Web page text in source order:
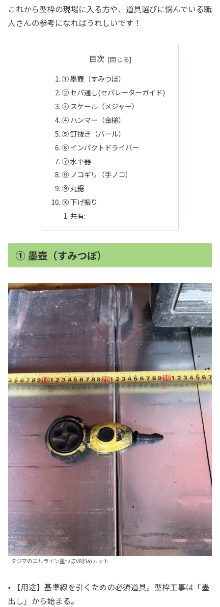
これから型枠の現場に入る方や、道具選びに悩んでいる職
人さんの参考になればうれしいです！
目次
① 墨壺（すみつぼ）
② セパ通し(セパレーターガイド)
③ スケール（メジャー）
④ ハンマー（金槌）
⑤ 釘抜き（バール）
⑥ インパクトドライバー
⑦ 水平器
⑧ ノコギリ（手ノコ）
⑨ 丸鋸
⑩ 下げ振り
共有:
① 墨壺（すみつぼ）
タジマのエルライン墨つぼV8斜めカット
• 【用途】基準線を引くための必須道具。型枠工事は「墨
出し」から始まる。